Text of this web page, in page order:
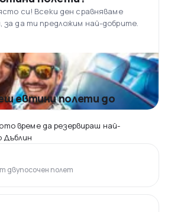
си! Всеки ден сравняваме
да ти предложим най-добрите.
евтини полети до
време да резервираш най-
Дъблин
двупосочен полет